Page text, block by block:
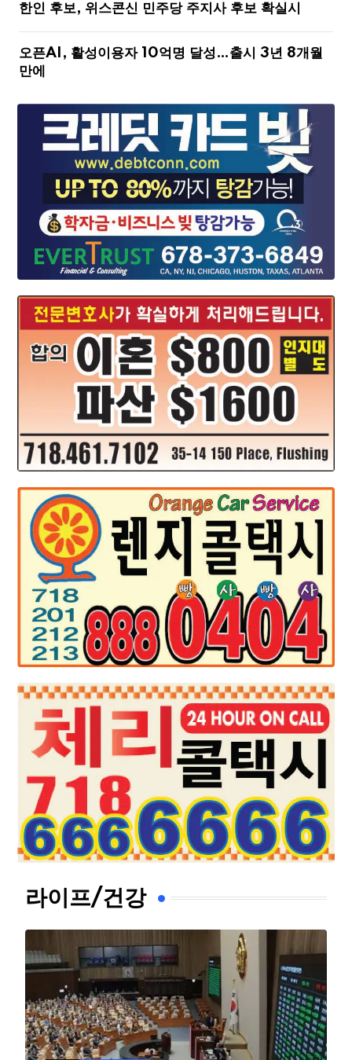
한인 후보, 위스콘신 민주당 주지사 후보 확실시
오픈AI, 활성이용자 10억명 달성…출시 3년 8개월
만에
라이프/건강